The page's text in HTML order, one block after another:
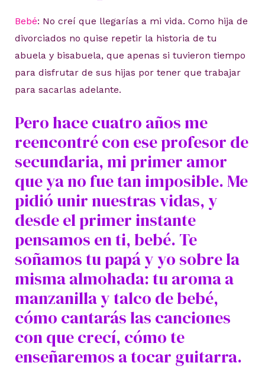
Bebé: No creí que llegarías a mi vida. Como hija de
divorciados no quise repetir la historia de tu
abuela y bisabuela, que apenas si tuvieron tiempo
para disfrutar de sus hijas por tener que trabajar
para sacarlas adelante.
Pero hace cuatro años me
reencontré con ese profesor de
secundaria, mi primer amor
que ya no fue tan imposible. Me
pidió unir nuestras vidas, y
desde el primer instante
pensamos en ti, bebé. Te
soñamos tu papá y yo sobre la
misma almohada: tu aroma a
manzanilla y talco de bebé,
cómo cantarás las canciones
con que crecí, cómo te
enseñaremos a tocar guitarra.